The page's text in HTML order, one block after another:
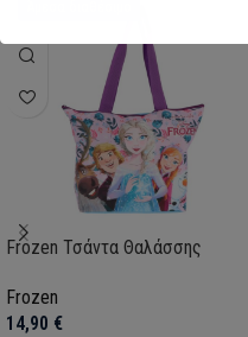
Frozen Τσάντα Θαλάσσης
Frozen
14,90 €